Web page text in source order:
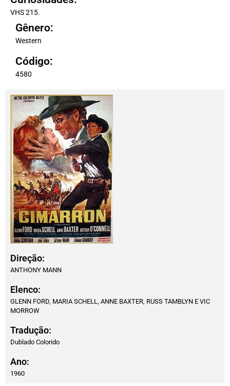
VHS 215.
Gênero:
Western
Código:
4580
Direção:
ANTHONY MANN
Elenco:
GLENN FORD, MARIA SCHELL, ANNE BAXTER, RUSS TAMBLYN E VIC
MORROW
Tradução:
Dublado Colorido
Ano:
1960